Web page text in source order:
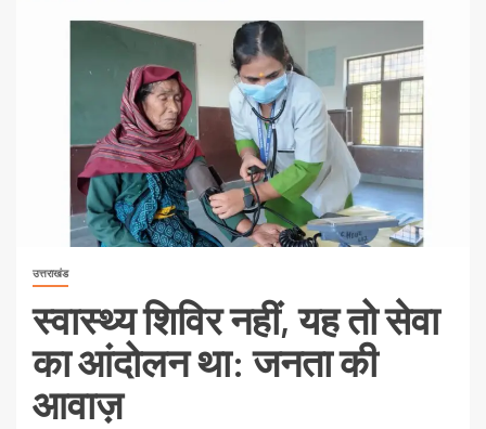
उत्तराखंड
स्वास्थ्य शिविर नहीं, यह तो सेवा
का आंदोलन था: जनता की
आवाज़